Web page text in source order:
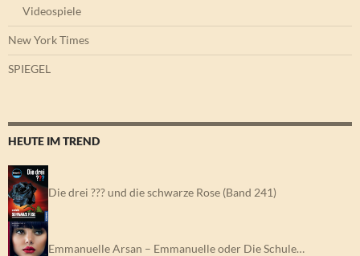
Videospiele
New York Times
SPIEGEL
HEUTE IM TREND
Die drei ??? und die schwarze Rose (Band 241)
Emmanuelle Arsan – Emmanuelle oder Die Schule…